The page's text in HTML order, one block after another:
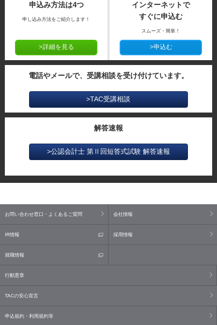
申込み方法は4つ
申し込み方法をご紹介します！
>詳細を見る
インターネットで
すぐに申込む
スムーズ・簡単！
>申込む
電話やメールで、受講相談を受け付けています。
>TAC受講相談
解答速報
>公認会計士 第Ⅱ回短答式試験 解答速報
お問い合わせ窓口・よくあるご質問 会社情報
IR情報 採用情報
就職情報
行動憲章
TACの安心宣言
申込規約・利用規約等